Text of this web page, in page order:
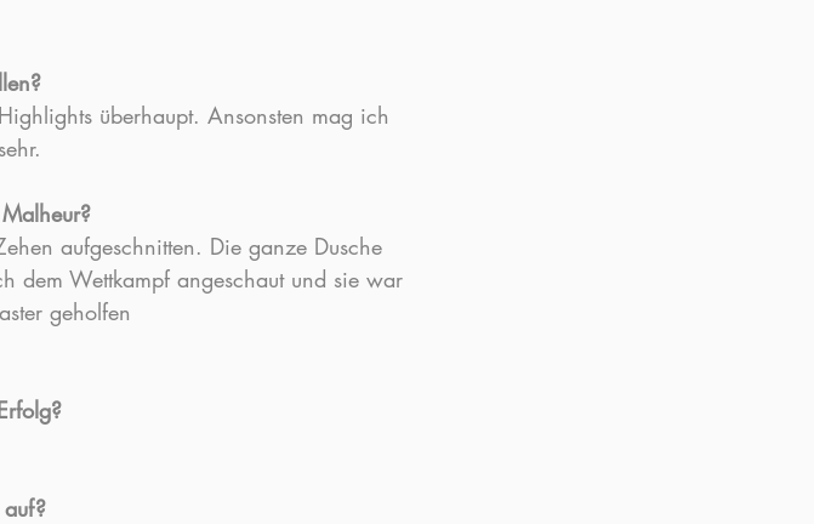
überhaupt. Ansonsten mag ich
aufgeschnitten. Die ganze Dusche
dem Wettkampf angeschaut und sie war
geholfen